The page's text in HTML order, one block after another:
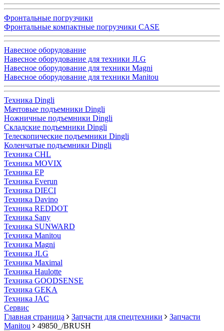
Фронтальные погрузчики
Фронтальные компактные погрузчики CASE
Навесное оборудование
Навесное оборудование для техники JLG
Навесное оборудование для техники Magni
Навесное оборудование для техники Manitou
Техника Dingli
Мачтовые подъемники Dingli
Ножничные подъемники Dingli
Складские подъемники Dingli
Телескопические подъемники Dingli
Коленчатые подъемники Dingli
Техника CHL
Техника MOVIX
Техника EP
Техника Everun
Техника DIECI
Техника Davino
Техника REDDOT
Техника Sany
Техника SUNWARD
Техника Manitou
Техника Magni
Техника JLG
Техника Maximal
Техника Haulotte
Техника GOODSENSE
Техника GEKA
Техника JAC
Cервис
Главная страница
Запчасти для спецтехники
Запчасти
Manitou
49850_/BRUSH